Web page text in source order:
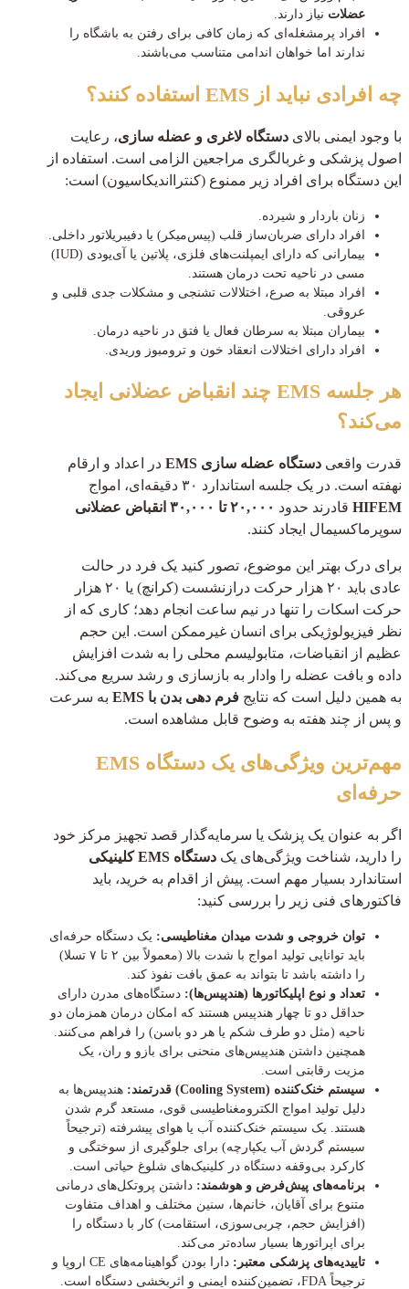
عضلات نیاز دارند.
افراد پرمشغله‌ای که زمان کافی برای رفتن به باشگاه را
ندارند اما خواهان اندامی متناسب می‌باشند.
چه افرادی نباید از EMS استفاده کنند؟
با وجود ایمنی بالای دستگاه لاغری و عضله سازی، رعایت
اصول پزشکی و غربالگری مراجعین الزامی است. استفاده از
این دستگاه برای افراد زیر ممنوع (کنترااندیکاسیون) است:
زنان باردار و شیرده.
افراد دارای ضربان‌ساز قلب (پیس‌میکر) یا دفیبریلاتور داخلی.
بیمارانی که دارای ایمپلنت‌های فلزی، پلاتین یا آی‌یو‌دی (IUD)
مسی در ناحیه تحت درمان هستند.
افراد مبتلا به صرع، اختلالات تشنجی و مشکلات جدی قلبی و
عروقی.
بیماران مبتلا به سرطان فعال یا فتق در ناحیه درمان.
افراد دارای اختلالات انعقاد خون و ترومبوز وریدی.
هر جلسه EMS چند انقباض عضلانی ایجاد
می‌کند؟
قدرت واقعی دستگاه عضله سازی EMS
در اعداد و ارقام
نهفته است. در یک جلسه استاندارد ۳۰ دقیقه‌ای، امواج
HIFEM قادرند حدود ۲۰,۰۰۰ تا ۳۰,۰۰۰ انقباض عضلانی
سوپرماکسیمال ایجاد کنند.
برای درک بهتر این موضوع، تصور کنید یک فرد در حالت
عادی باید ۲۰ هزار حرکت درازنشست (کرانچ) یا ۲۰ هزار
حرکت اسکات را تنها در نیم ساعت انجام دهد؛ کاری که از
نظر فیزیولوژیکی برای انسان غیرممکن است. این حجم
عظیم از انقباضات، متابولیسم محلی را به شدت افزایش
داده و بافت عضله را وادار به بازسازی و رشد سریع می‌کند.
به همین دلیل است که نتایج فرم دهی بدن با EMS
به سرعت
و پس از چند هفته به وضوح قابل مشاهده است.
مهم‌ترین ویژگی‌های یک دستگاه EMS
حرفه‌ای
اگر به عنوان یک پزشک یا سرمایه‌گذار قصد تجهیز مرکز خود
را دارید، شناخت ویژگی‌های یک دستگاه EMS کلینیکی
استاندارد بسیار مهم است. پیش از اقدام به خرید، باید
فاکتورهای فنی زیر را بررسی کنید:
توان خروجی و شدت میدان مغناطیسی: یک دستگاه حرفه‌ای
باید توانایی تولید امواج با شدت بالا (معمولاً بین ۲ تا ۷ تسلا)
را داشته باشد تا بتواند به عمق بافت نفوذ کند.
تعداد و نوع اپلیکاتورها (هندپیس‌ها): دستگاه‌های مدرن دارای
حداقل دو تا چهار هندپیس هستند که امکان درمان همزمان دو
ناحیه (مثل دو طرف شکم یا هر دو باسن) را فراهم می‌کنند.
همچنین داشتن هندپیس‌های منحنی برای بازو و ران، یک
مزیت رقابتی است.
سیستم خنک‌کننده (Cooling System) قدرتمند:
هندپیس‌ها به
دلیل تولید امواج الکترومغناطیسی قوی، مستعد گرم شدن
هستند. یک سیستم خنک‌کننده آب یا هوای پیشرفته (ترجیحاً
سیستم گردش آب یکپارچه) برای جلوگیری از سوختگی و
کارکرد بی‌وقفه دستگاه در کلینیک‌های شلوغ حیاتی است.
برنامه‌های پیش‌فرض و هوشمند: داشتن پروتکل‌های درمانی
متنوع برای آقایان، خانم‌ها، سنین مختلف و اهداف متفاوت
(افزایش حجم، چربی‌سوزی، استقامت) کار با دستگاه را
برای اپراتورها بسیار ساده‌تر می‌کند.
تاییدیه‌های پزشکی معتبر:
دارا بودن گواهینامه‌های CE اروپا و
ترجیحاً FDA، تضمین‌کننده ایمنی و اثربخشی دستگاه است.